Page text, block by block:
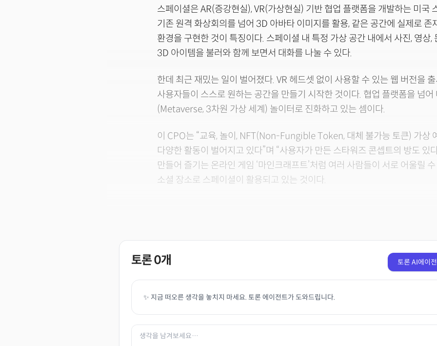
스페이셜은 AR(증강현실), VR(가상현실) 기반 협업 플랫폼을 개발하는 미국
기존 원격 화상회의를 넘어 3D 아바타 이미지를 활용, 같은 공간에 실제로 존
환경을 구현한 것이 특징이다. 스페이셜 내 특정 가상 공간 내에서 사진, 영상,
3D 아이템을 불러와 함께 보면서 대화를 나눌 수 있다.
한데 최근 재밌는 일이 벌어졌다. VR 헤드셋 없이 사용할 수 있는 웹 버전을
사용자들이 스스로 원하는 공간을 만들기 시작한 것이다. 협업 플랫폼을 넘어
(Metaverse, 3차원 가상 세계) 놀이터로 진화하고 있는 셈이다.
이 CPO는 “교육, 놀이, NFT(Non-Fungible Token, 대체 불가능 토큰) 가상
다양한 활동이 벌어지고 있다”며 “사용자가 만든 스타워즈 콘셉트의 방도 있
만들어 즐기는 온라인 게임 ‘마인크래프트’처럼 여러 사람들이 서로 어울릴
소셜 장소로 스페이셜이 활용되고 있는 것이다.
토론0개 토론 AI에이
✨ 지금 떠오른 생각을 놓치지 마세요. 토론 에이전트가 도와드립니다.